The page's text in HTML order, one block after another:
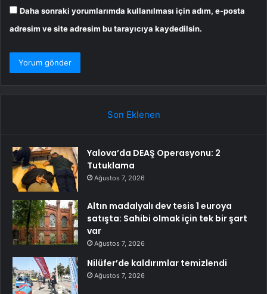
Daha sonraki yorumlarımda kullanılması için adım, e-posta
adresim ve site adresim bu tarayıcıya kaydedilsin.
Son Eklenen
Yalova’da DEAŞ Operasyonu: 2
Tutuklama
Ağustos 7, 2026
Altın madalyalı dev tesis 1 euroya
satışta: Sahibi olmak için tek bir şart
var
Ağustos 7, 2026
Nilüfer’de kaldırımlar temizlendi
Ağustos 7, 2026